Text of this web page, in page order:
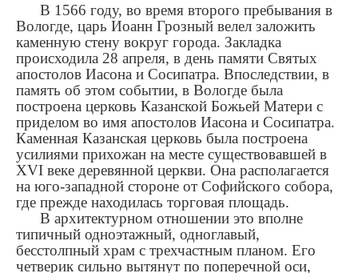
В 1566 году, во время второго пребывания в
Вологде, царь Иоанн Грозный велел заложить
каменную стену вокруг города. Закладка
происходила 28 апреля, в день памяти Святых
апостолов Иасона и Сосипатра. Впоследствии, в
память об этом событии, в Вологде была
построена церковь Казанской Божьей Матери с
приделом во имя апостолов Иасона и Сосипатра.
Каменная Казанская церковь была построена
усилиями прихожан на месте существовавшей в
XVI веке деревянной церкви. Она располагается
на юго-западной стороне от Софийского собора,
где прежде находилась торговая площадь.
В архитектурном отношении это вполне
типичный одноэтажный, одноглавый,
бесстолпный храм с трехчастным планом. Его
четверик сильно вытянут по поперечной оси,